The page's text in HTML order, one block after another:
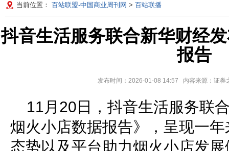
当前位置： 百站联盟-中国商业周刊网 > 百站联播
抖音生活服务联合新华财经
报告
发布时间：2026-01-08 14:57 内容来源：证
11月20日，抖音生活服务联
烟火小店数据报告》，呈现一
态势以及平台助力烟火小店发